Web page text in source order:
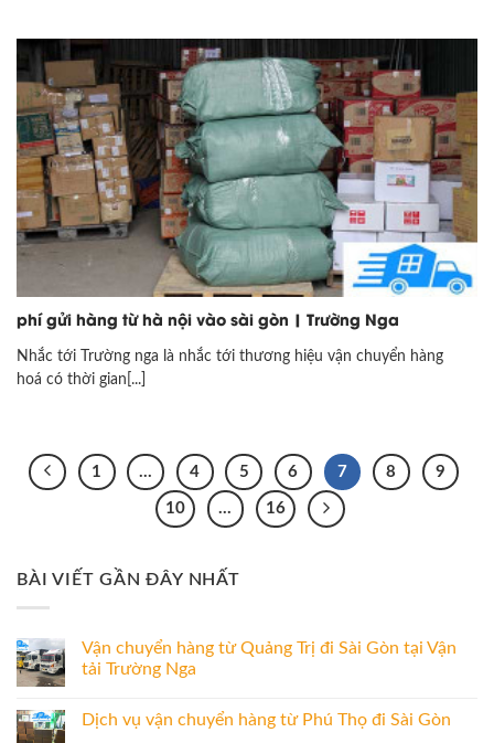
phí gửi hàng từ hà nội vào sài gòn | Trường Nga
Nhắc tới Trường nga là nhắc tới thương hiệu vận chuyển hàng
hoá có thời gian[...]
1 … 4 5 6 7 8 9
10 … 16
BÀI VIẾT GẦN ĐÂY NHẤT
Vận chuyển hàng từ Quảng Trị đi Sài Gòn tại Vận
tải Trường Nga
Dịch vụ vận chuyển hàng từ Phú Thọ đi Sài Gòn